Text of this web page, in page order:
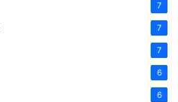
7
7
7
6
6